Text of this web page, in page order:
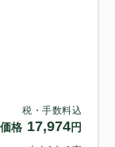
税・手数料込
格 17,974円